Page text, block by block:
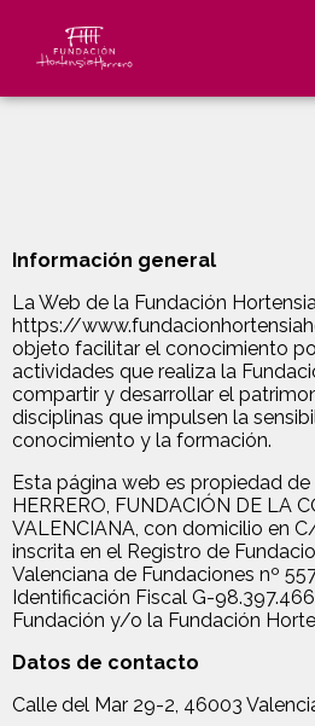
Información general
La Web de la Fundación
https://
objeto facilitar el conocimiento
actividades que realiza la
compartir y desarrollar el
disciplinas que impulsen la
conocimiento y la formación.
Esta página web es propiedad de
HERRERO, FUNDACIÓN DE LA
VALENCIANA, con domicilio en
inscrita en el Registro de
Valenciana de Fundaciones nº
Identificación Fiscal G-
Fundación y/o la Fundación
Datos de contacto
Calle del Mar 29-2, 46003